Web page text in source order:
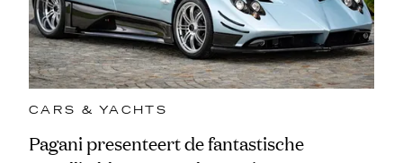
CARS & YACHTS
Pagani presenteert de fantastische